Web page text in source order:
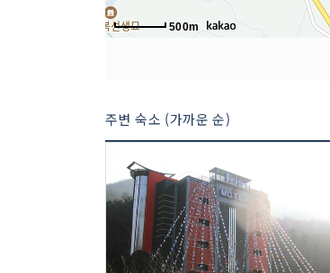
500m
주변 숙소 (가까운 순)